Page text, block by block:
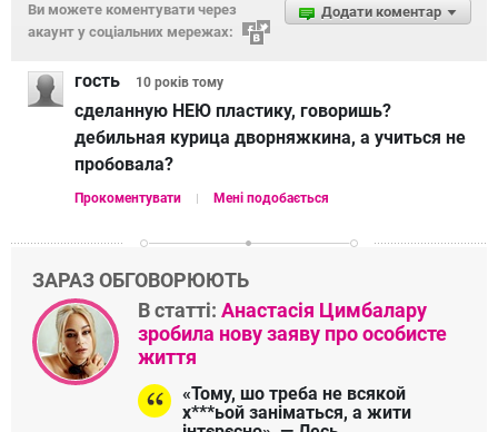
Додати коментар
Ви можете коментувати через
акаунт у соціальних мережах:
гость 10 років тому
сделанную НЕЮ пластику, говоришь?
дебильная курица дворняжкина, а учиться не
пробовала?
Прокоментувати Мені подобається
ЗАРАЗ ОБГОВОРЮЮТЬ
В статті: Анастасія Цимбалару
зробила нову заяву про особисте
життя
«Тому, шо треба не всякой
х***ьой заніматься, а жити